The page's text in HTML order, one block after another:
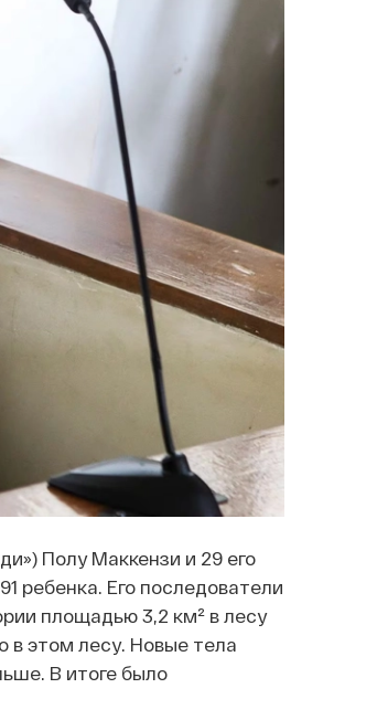
Полу Маккензи и 29 его
ребенка. Его последователи
площадью 3,2 км² в лесу
в этом лесу. Новые тела
В итоге было